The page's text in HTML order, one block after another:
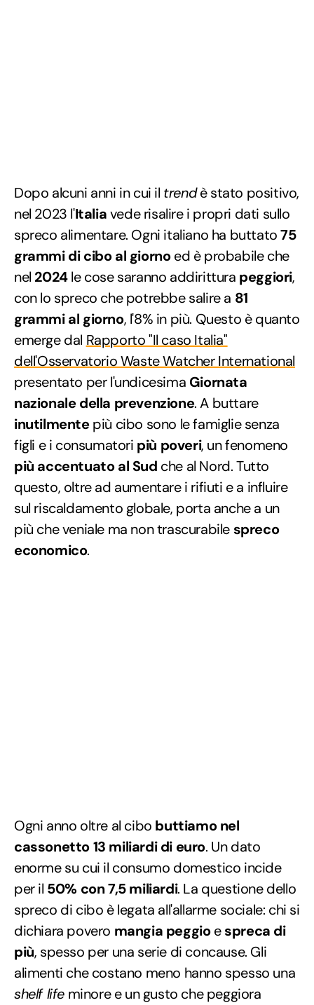
Dopo alcuni anni in cui il trendè stato positivo,
nel 2023 l'Italiavede risalire i propri dati sullo
spreco alimentare. Ogni italiano ha buttato75
grammi di cibo al giornoed è probabile che
nel 2024le cose saranno addirittura peggiori,
con lo spreco che potrebbe salire a 81
grammi al giorno, l'8% in più. Questo è quanto
emerge dal Rapporto "Il caso Italia"
dell'Osservatorio Waste Watcher International
presentato per l'undicesima Giornata
nazionale della prevenzione. A buttare
inutilmentepiù cibo sono le famiglie senza
figli e i consumatori più poveri, un fenomeno
più accentuato al Sud che al Nord. Tutto
questo, oltre ad aumentare i rifiuti e a influire
sul riscaldamento globale, porta anche a un
più che veniale ma non trascurabile spreco
economico.
Ogni anno oltre al cibo buttiamo nel
cassonetto 13 miliardi di euro. Un dato
enorme su cui il consumo domestico incide
per il 50% con 7,5 miliardi. La questione dello
spreco di cibo è legata all'allarme sociale: chi si
dichiara povero mangia peggioespreca di
più, spesso per una serie di concause. Gli
alimenti che costano meno hanno spesso una
shelf life minore e un gusto che peggiora